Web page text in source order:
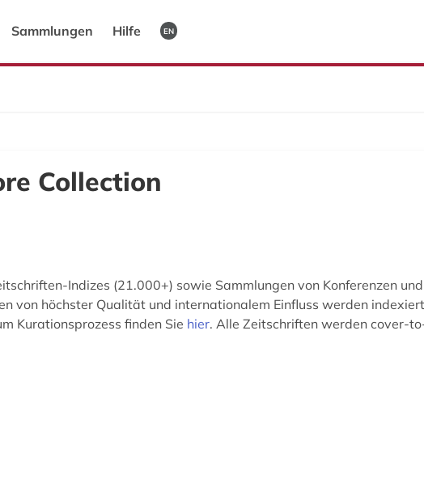
Sammlungen Hilfe EN
Collection
Indizes (21.000+) sowie Sammlungen von Konferenzen
von höchster Qualität und internationalem Einfluss werden
Kurationsprozess finden Sie hier. Alle Zeitschriften werden cover-